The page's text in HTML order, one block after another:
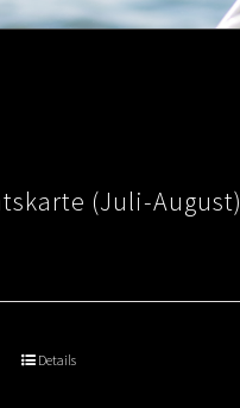
(Juli-August)
Details